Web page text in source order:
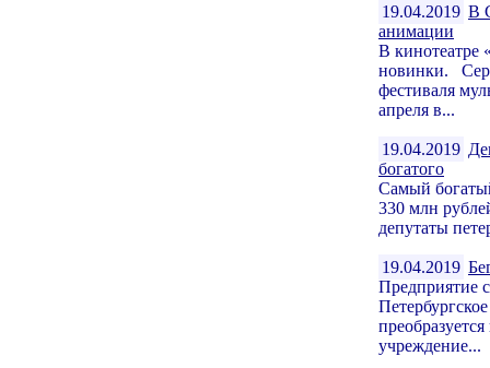
19.04.2019 В
анимации
В кинотеатре
новинки.
фестиваля
апреля в...
19.04.2019
богатого
Самый
330 млн
депутаты
19.04.2019
Предприятие
учреждение...